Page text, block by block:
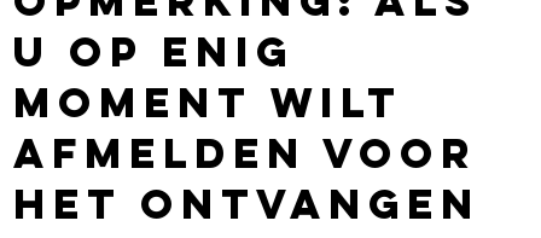
u op enig
moment wilt
afmelden voor
het ontvangen